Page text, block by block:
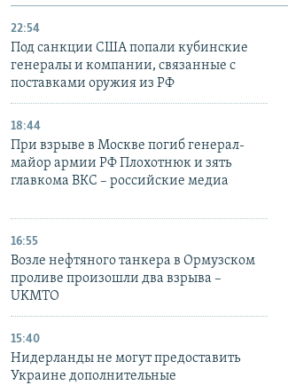
22:54
Под санкции США попали кубинские
генералы и компании, связанные с
поставками оружия из РФ
18:44
При взрыве в Москве погиб генерал-
майор армии РФ Плохотнюк и зять
главкома ВКС – российские медиа
16:55
Возле нефтяного танкера в Ормузском
проливе произошли два взрыва –
UKMTO
15:40
Нидерланды не могут предоставить
Украине дополнительные